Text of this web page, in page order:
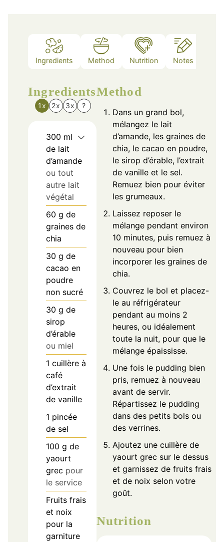
Ingredients Method Nutrition Notes
Ingredients
1x 2x 3x ?
300 ml
de lait
d’amande
ou tout
autre lait
végétal
60 g de
graines de
chia
30 g de
cacao en
poudre
non sucré
30 g de
sirop
d’érable
ou miel
1 cuillère à
café
d’extrait
de vanille
1 pincée
de sel
100 g de
yaourt
grec pour
le service
Fruits frais
et noix
pour la
garniture
Method
Dans un grand bol,
mélangez le lait
d’amande, les graines de
chia, le cacao en poudre,
le sirop d’érable, l’extrait
de vanille et le sel.
Remuez bien pour éviter
les grumeaux.
Laissez reposer le
mélange pendant environ
10 minutes, puis remuez à
nouveau pour bien
incorporer les graines de
chia.
Couvrez le bol et placez-
le au réfrigérateur
pendant au moins 2
heures, ou idéalement
toute la nuit, pour que le
mélange épaississe.
Une fois le pudding bien
pris, remuez à nouveau
avant de servir.
Répartissez le pudding
dans des petits bols ou
des verrines.
Ajoutez une cuillère de
yaourt grec sur le dessus
et garnissez de fruits frais
et de noix selon votre
goût.
Nutrition